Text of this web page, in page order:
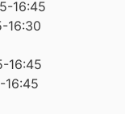
16:45
16:30
16:45
16:45